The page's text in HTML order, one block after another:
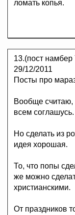
ломать копья.
13.(пост намбер
29/12/2011
Посты про
Вообще считаю,
всем соглашусь.
Но сделать из
идея хорошая.
То, что попы
же можно
христианскими.
От праздников